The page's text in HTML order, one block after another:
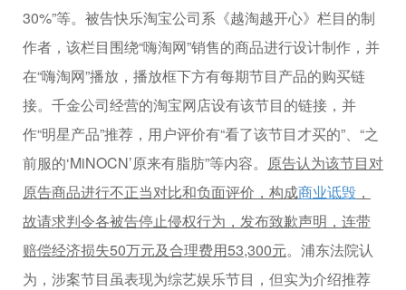
30%”等。被告快乐淘宝公司系《越淘越开心》栏目的制
作者，该栏目围绕“嗨淘网”销售的商品进行设计制作，并
在“嗨淘网”播放，播放框下方有每期节目产品的购买链
接。千金公司经营的淘宝网店设有该节目的链接，并
作“明星产品”推荐，用户评价有“看了该节目才买的”、“之
前服的‘MiNOCN’原来有脂肪”等内容。 原告认为该节目对
原告商品进行不正当对比和负面评价，构成商业诋毁 ，
故请求判令各被告停止侵权行为，发布致歉声明，连带
赔偿经济损失50万元及合理费用53,300元。浦东法院认
为，涉案节目虽表现为综艺娱乐节目，但实为介绍推荐